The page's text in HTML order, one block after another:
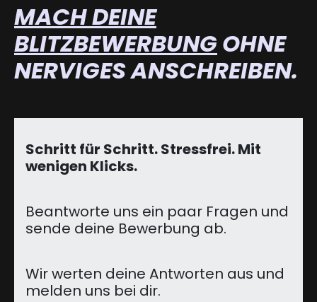
MACH DEINE
BLITZBEWERBUNG OHNE
NERVIGES ANSCHREIBEN.
Schritt für Schritt. Stressfrei. Mit
wenigen Klicks.
Beantworte uns ein paar Fragen und
sende deine Bewerbung ab.
Wir werten deine Antworten aus und
melden uns bei dir.